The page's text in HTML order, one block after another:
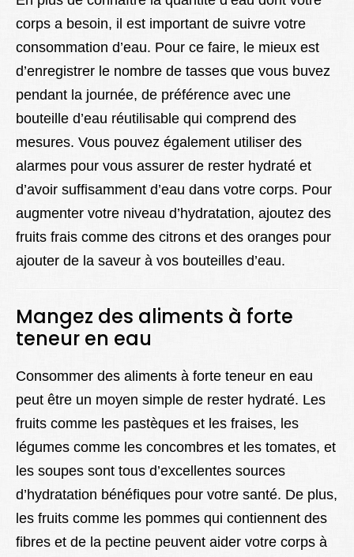
corps a besoin, il est important de suivre votre
consommation d’eau. Pour ce faire, le mieux est
d’enregistrer le nombre de tasses que vous buvez
pendant la journée, de préférence avec une
bouteille d’eau réutilisable qui comprend des
mesures. Vous pouvez également utiliser des
alarmes pour vous assurer de rester hydraté et
d’avoir suffisamment d’eau dans votre corps. Pour
augmenter votre niveau d’hydratation, ajoutez des
fruits frais comme des citrons et des oranges pour
ajouter de la saveur à vos bouteilles d’eau.
Mangez des aliments à forte
teneur en eau
Consommer des aliments à forte teneur en eau
peut être un moyen simple de rester hydraté. Les
fruits comme les pastèques et les fraises, les
légumes comme les concombres et les tomates, et
les soupes sont tous d’excellentes sources
d’hydratation bénéfiques pour votre santé. De plus,
les fruits comme les pommes qui contiennent des
fibres et de la pectine peuvent aider votre corps à